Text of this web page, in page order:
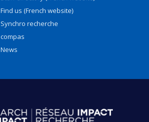
Find us (French website)
Synchro recherche
compas
News